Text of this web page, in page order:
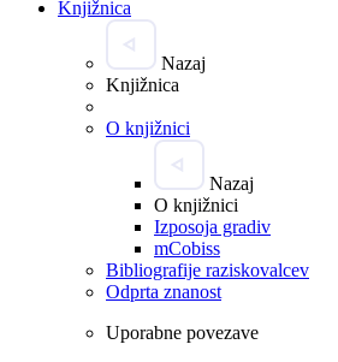
Knjižnica
Nazaj
Knjižnica
O knjižnici
Nazaj
O knjižnici
Izposoja gradiv
mCobiss
Bibliografije raziskovalcev
Odprta znanost
Uporabne povezave